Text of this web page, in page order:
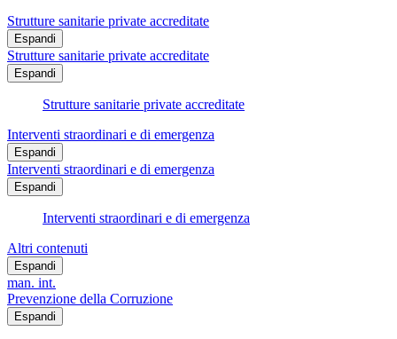
Strutture sanitarie private accreditate
Espandi
Strutture sanitarie private accreditate
Espandi
Strutture sanitarie private accreditate
Interventi straordinari e di emergenza
Espandi
Interventi straordinari e di emergenza
Espandi
Interventi straordinari e di emergenza
Altri contenuti
Espandi
man. int.
Prevenzione della Corruzione
Espandi